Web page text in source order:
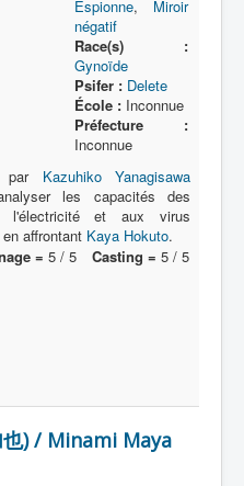
Espionne, Miroir
négatif
Race(s) :
Gynoïde
Psifer : Delete
École :Inconnue
Préfecture :
Inconnue
par Kazuhiko Yanagisawa
les capacités des
l'électricité et aux virus
affrontant Kaya Hokuto.
= 5 / 5 Casting = 5 / 5
) / Minami Maya